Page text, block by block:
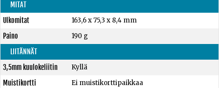
MITAT
Ulkomitat
163,6 x 75,3 x 8,4 mm
Paino
190 g
LIITÄNNÄT
3,5mm kuulokeliitin
Kyllä
Muistikortti
Ei muistikorttipaikkaa